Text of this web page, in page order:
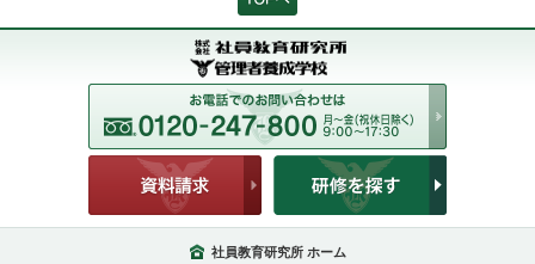
社員教育研究所 ホーム